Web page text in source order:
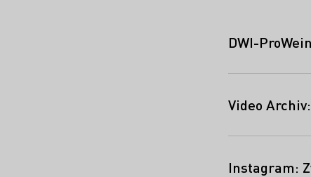
DWI-
Video
Instagram: